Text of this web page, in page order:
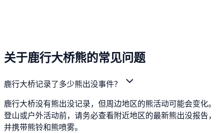
关于鹿行大桥熊的常见问题
鹿行大桥记录了多少熊出没事件？
鹿行大桥没有熊出没记录，但周边地区的熊活动可能会变化。
登山或户外活动前，请务必查看附近地区的最新熊出没报告，
并携带熊铃和熊喷雾。